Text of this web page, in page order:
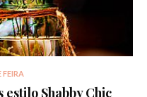
Shabby Chic